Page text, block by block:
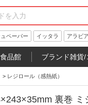
ペーパー イッタラ アラビア
品館 ブランド雑貨/
> レジロール（感熱紙）
裏巻